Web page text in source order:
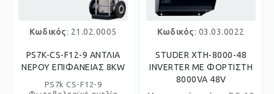
Κωδικός: 21.02.0005
PS7K-CS-F12-9 ΑΝΤΛΙΑ
ΝΕΡΟΥ ΕΠΙΦΑΝΕΙΑΣ 8KW
PS7k CS-F12-9
Κωδικός: 03.03.0022
STUDER XTH-8000-48
INVERTER ME ΦΟΡΤΙΣΤΗ
8000VA 48V